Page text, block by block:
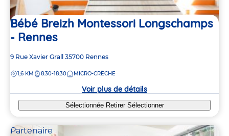
Bébé Breizh Montessori Longschamps
- Rennes
Adresse
la
9 Rue Xavier Grall 35700 Rennes
DISTANCE
1,6 KM 8:30-18:30 MICRO-CRÈCHE
Voir plus de détails
Sélectionnée Retirer Sélectionner
Partenaire